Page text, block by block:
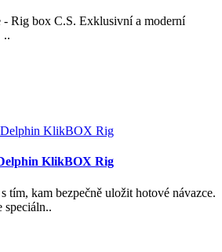
- Rig box C.S. Exklusivní a moderní
..
KlikBOX Rig
tím, kam bezpečně uložit hotové návazce.